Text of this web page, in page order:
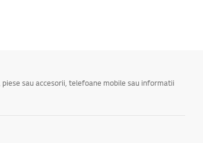
sau accesorii, telefoane mobile sau informatii